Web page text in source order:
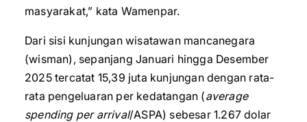
masyarakat,” kata Wamenpar.
Dari sisi kunjungan wisatawan mancanegara
(wisman), sepanjang Januari hingga Desember
2025 tercatat 15,39 juta kunjungan dengan rata-
rata pengeluaran per kedatangan (average
spending per arrival/ASPA) sebesar 1.267 dolar